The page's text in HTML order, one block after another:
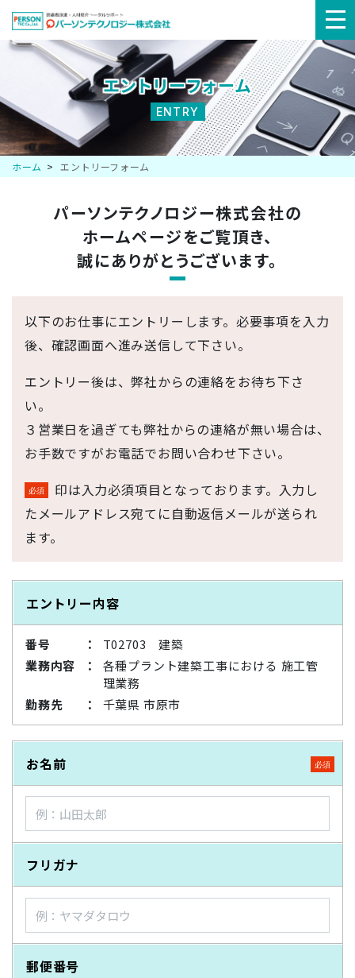
エントリーフォーム
ENTRY
ホーム エントリーフォーム
パーソンテクノロジー株式会社の
ホームページをご覧頂き、
誠にありがとうございます。
以下のお仕事にエントリーします。必要事項を入力
後、確認画面へ進み送信して下さい。
エントリー後は、弊社からの連絡をお待ち下さ
い。
３営業日を過ぎても弊社からの連絡が無い場合は、
お手数ですがお電話でお問い合わせ下さい。
印は入力必須項目となっております。入力し
たメールアドレス宛てに自動返信メールが送られ
ます。
エントリー内容
番号
T02703 建築
業務内容
各種プラント建築工事における 施工管
理業務
勤務先
千葉県 市原市
お名前
フリガナ
郵便番号
メ
ュ
ー